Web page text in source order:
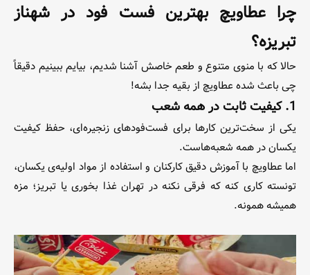
چرا عطاویچ بهترین فست فود در شهناز
تبریزه؟
حالا که با منوی متنوع و طعم خاصش آشنا شدیم، بیایم ببینیم دقیقاً
چی باعث شده عطاویچ از بقیه جدا بشه!
1. کیفیت ثابت در همه شعب
یکی از سخت‌ترین کارها برای فست‌فودهای زنجیره‌ای، حفظ کیفیت
یکسان در همه شعبه‌هاست.
اما عطاویچ با آموزش دقیق کارکنان و استفاده از مواد اولیه‌ی یکسان،
تونسته کاری کنه که فرقی نکنه در تهران غذا بخوری یا تبریز؛ مزه
همیشه همونه.